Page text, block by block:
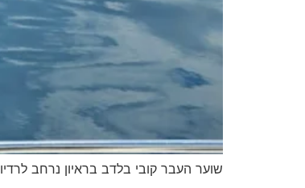
שוער העבר קובי בלדב בראיון נרחב לרדיו 90: "הפרנסה שלי היא מגיוס ספונסרים וזה גם לטובת המועדון. די עם ההאשמות השגויות"